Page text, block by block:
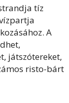
tíz
A
játszótereket,
risto-bárt